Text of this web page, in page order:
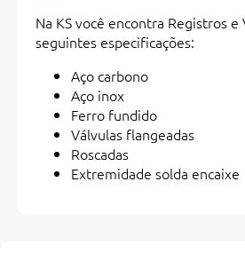
Na KS você encontra Registros e
seguintes especificações:
Aço carbono
Aço inox
Ferro fundido
Válvulas flangeadas
Roscadas
Extremidade solda encaixe